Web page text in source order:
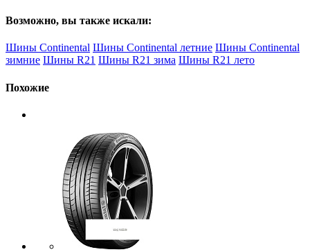
Возможно, вы также искали:
Шины Continental Шины Continental летние Шины Continental
зимние Шины R21 Шины R21 зима Шины R21 лето
Похожие